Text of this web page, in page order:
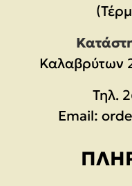
Καλαβρύτων
Τηλ.
Email: